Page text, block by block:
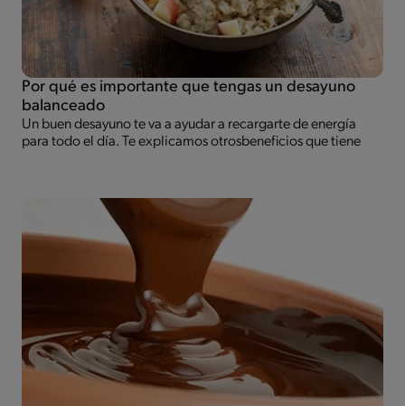
Por qué es importante que tengas un desayuno
balanceado
Un buen desayuno te va a ayudar a recargarte de energía
para todo el día. Te explicamos otrosbeneficios que tiene